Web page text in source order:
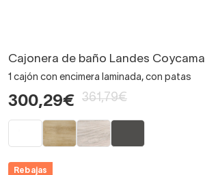
Cajonera de baño Landes Coycama
1 cajón con encimera laminada, con patas
300,29€ 361,79€
Rebajas